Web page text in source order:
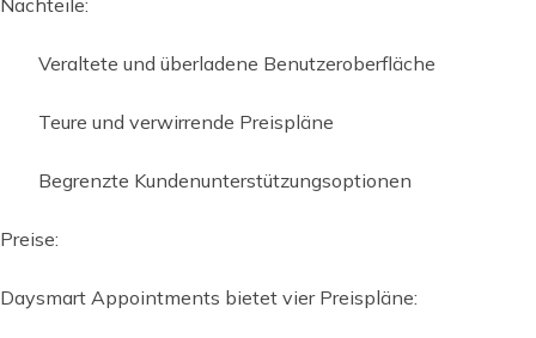
Nachteile:
Veraltete und überladene Benutzeroberfläche
Teure und verwirrende Preispläne
Begrenzte Kundenunterstützungsoptionen
Preise:
Daysmart Appointments bietet vier Preispläne: